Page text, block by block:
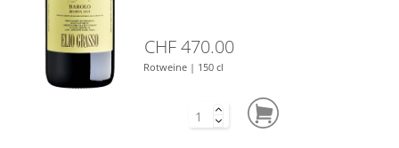
CHF 470.00
Rotweine | 150 cl